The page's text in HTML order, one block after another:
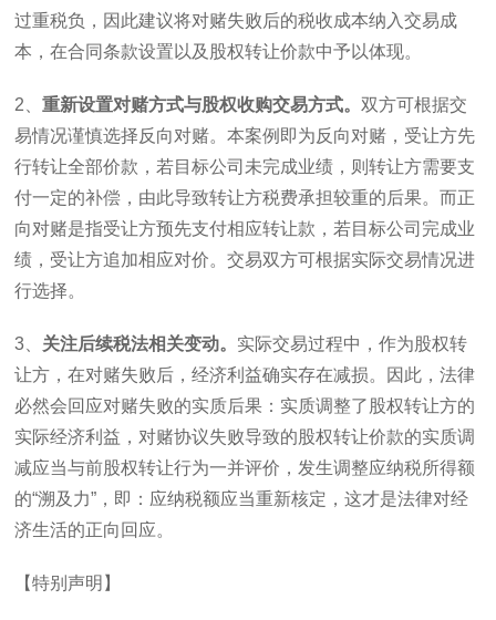
过重税负，因此建议将对赌失败后的税收成本纳入交易成
本，在合同条款设置以及股权转让价款中予以体现。
2 、重新设置对赌方式与股权收购交易方式。双方可根据交
易情况谨慎选择反向对赌。本案例即为反向对赌，受让方先
行转让全部价款，若目标公司未完成业绩，则转让方需要支
付一定的补偿，由此导致转让方税费承担较重的后果。而正
向对赌是指受让方预先支付相应转让款，若目标公司完成业
绩，受让方追加相应对价。交易双方可根据实际交易情况进
行选择。
3 关注后续税法相关变动。 实际交易过程中，作为股权转
让方，在对赌失败后，经济利益确实存在减损。因此，法律
必然会回应对赌失败的实质后果：实质调整了股权转让方的
实际经济利益，对赌协议失败导致的股权转让价款的实质调
减应当与前股权转让行为一并评价，发生调整应纳税所得额
的“溯及力”，即：应纳税额应当重新核定，这才是法律对经
济生活的正向回应。
【特别声明】